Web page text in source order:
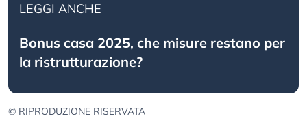
LEGGI ANCHE
Bonus casa 2025, che misure restano per
la ristrutturazione?
© RIPRODUZIONE RISERVATA